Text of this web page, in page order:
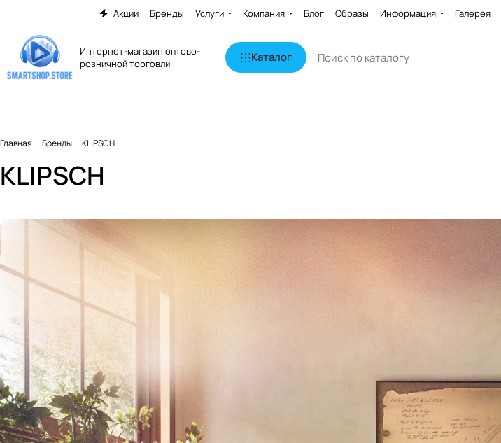
Акции Бренды Услуги Компания Блог Образы Информация Галерея
Интернет-магазин оптово-
розничной торговли
Каталог
Главная Бренды KLIPSCH
KLIPSCH